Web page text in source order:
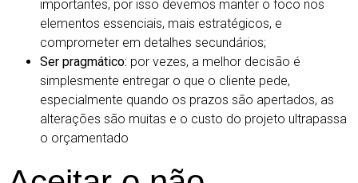
importantes, por isso devemos manter o foco nos
elementos essenciais, mais estratégicos, e
comprometer em detalhes secundários;
Ser pragmático: por vezes, a melhor decisão é
simplesmente entregar o que o cliente pede,
especialmente quando os prazos são apertados, as
alterações são muitas e o custo do projeto ultrapassa
o orçamentado